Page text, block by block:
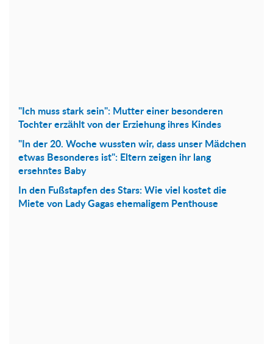
"Ich muss stark sein": Mutter einer besonderen
Tochter erzählt von der Erziehung ihres Kindes
"In der 20. Woche wussten wir, dass unser Mädchen
etwas Besonderes ist": Eltern zeigen ihr lang
ersehntes Baby
In den Fußstapfen des Stars: Wie viel kostet die
Miete von Lady Gagas ehemaligem Penthouse